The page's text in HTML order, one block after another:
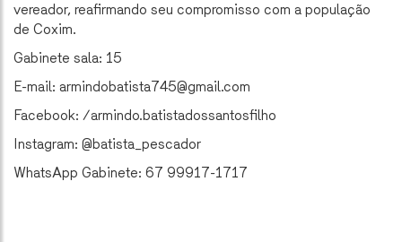
vereador, reafirmando seu compromisso com a população
de Coxim.
Gabinete sala: 15
E-mail: armindobatista745@gmail.com
Facebook: /armindo.batistadossantosfilho
Instagram: @batista_pescador
WhatsApp Gabinete: 67 99917-1717